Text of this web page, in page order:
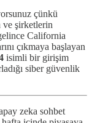
çünkü
ve şirketlerin
California
çıkmaya başlayan
isimli bir girişim
siber güvenlik
zeka sohbet